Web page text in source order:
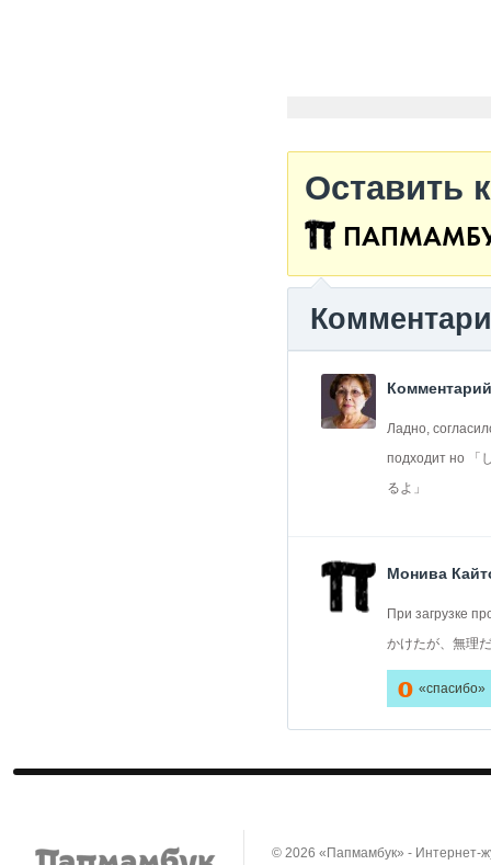
Оставить
Ладно,
подходит но 「
るよ」
Монива
При загрузке
かけたが、無理
0 «спасибо»
© 2026 «Папмамбук» - Интернет-